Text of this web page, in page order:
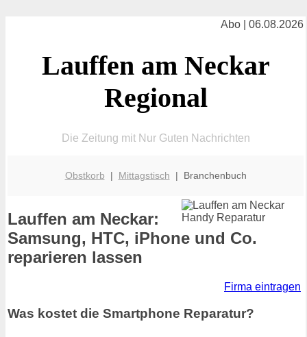
Abo | 06.08.2026
Lauffen am Neckar
Regional
Die Zeitung mit Nur Guten Nachrichten
Obstkorb | Mittagstisch | Branchenbuch
Lauffen am Neckar:
Samsung, HTC, iPhone und Co.
reparieren lassen
Firma eintragen
Was kostet die Smartphone Reparatur?